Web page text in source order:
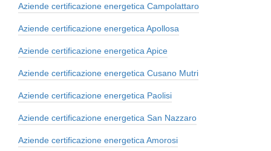
Aziende certificazione energetica Campolattaro
Aziende certificazione energetica Apollosa
Aziende certificazione energetica Apice
Aziende certificazione energetica Cusano Mutri
Aziende certificazione energetica Paolisi
Aziende certificazione energetica San Nazzaro
Aziende certificazione energetica Amorosi